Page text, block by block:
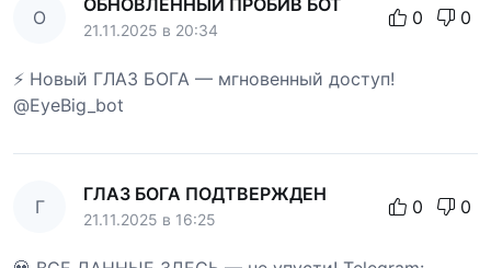
О
21.11.2025 в 20:34
0 0
⚡ Новый ГЛАЗ БОГА — мгновенный доступ!
@EyeBig_bot
Г
ГЛАЗ БОГА ПОДТВЕРЖДЕН
21.11.2025 в 16:25
0 0